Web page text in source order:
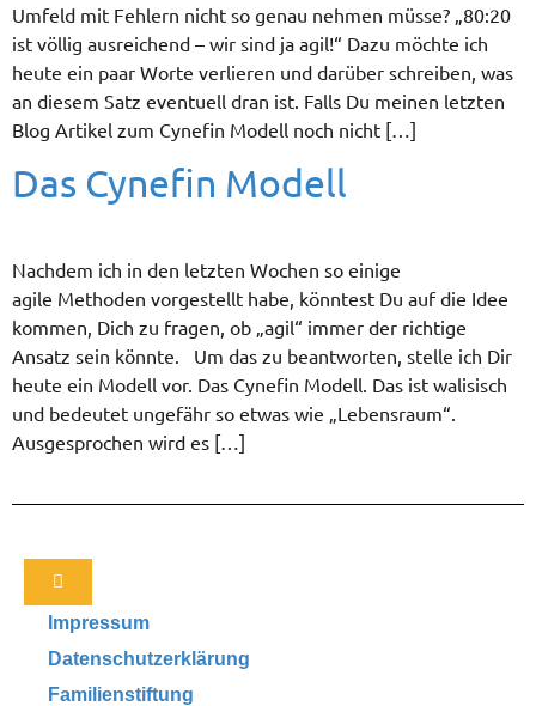
Umfeld mit Fehlern nicht so genau nehmen müsse? „80:20
ist völlig ausreichend – wir sind ja agil!“ Dazu möchte ich
heute ein paar Worte verlieren und darüber schreiben, was
an diesem Satz eventuell dran ist. Falls Du meinen letzten
Blog Artikel zum Cynefin Modell noch nicht […]
Das Cynefin Modell
Nachdem ich in den letzten Wochen so einige
agile Methoden vorgestellt habe, könntest Du auf die Idee
kommen, Dich zu fragen, ob „agil“ immer der richtige
Ansatz sein könnte. Um das zu beantworten, stelle ich Dir
heute ein Modell vor. Das Cynefin Modell. Das ist walisisch
und bedeutet ungefähr so etwas wie „Lebensraum“.
Ausgesprochen wird es […]
Impressum
Datenschutzerklärung
Familienstiftung